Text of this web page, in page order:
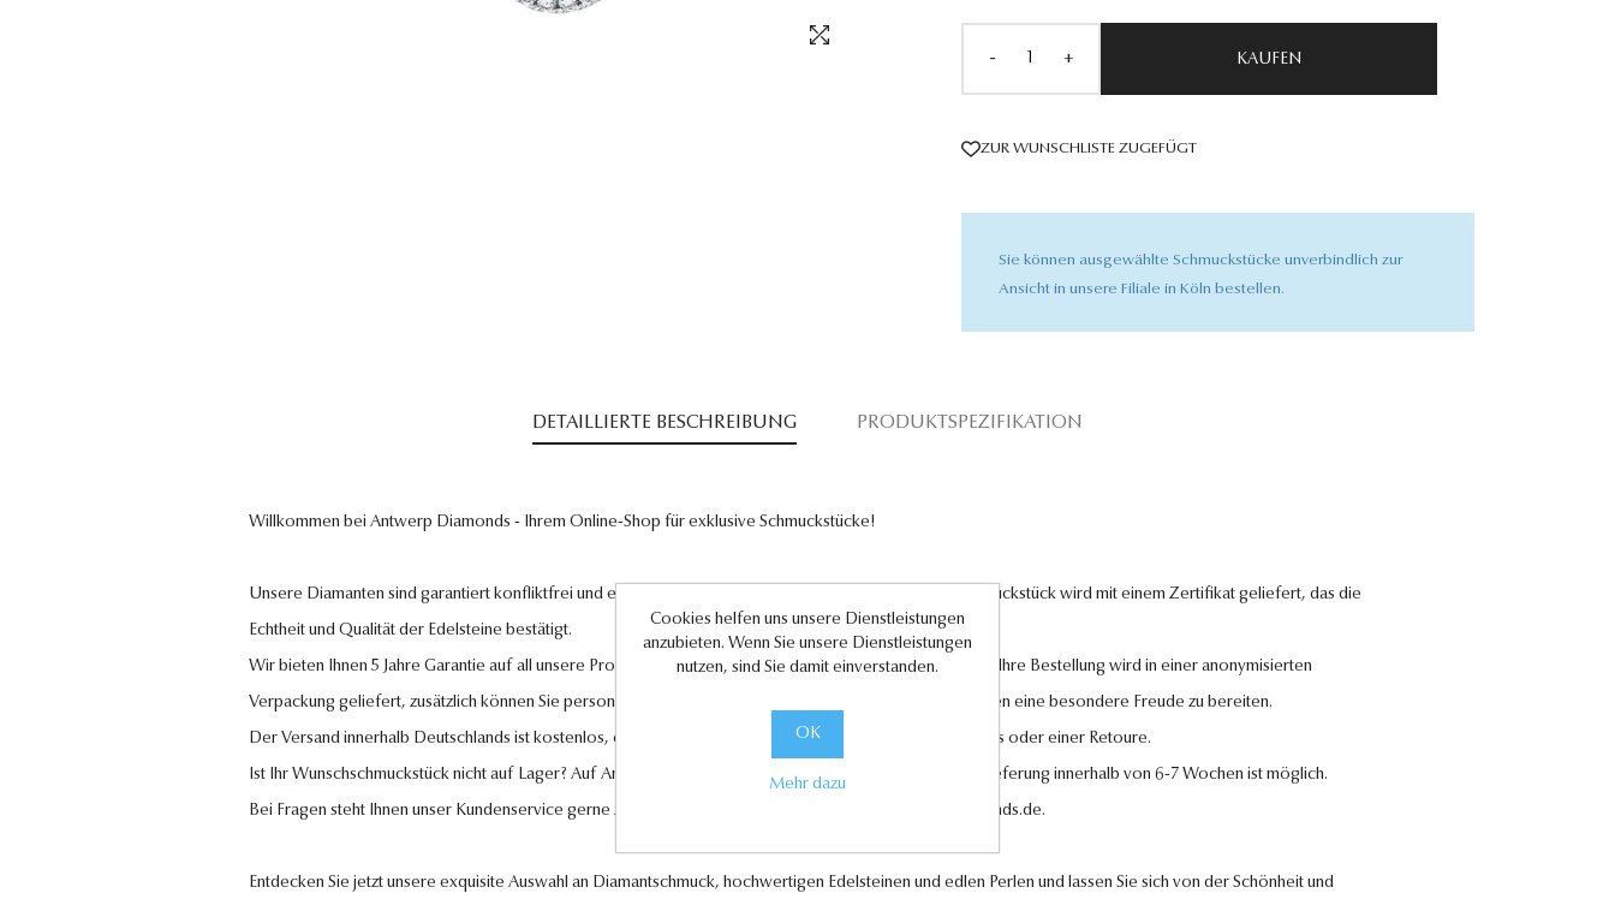
- + KAUFEN
ZUR WUNSCHLISTE ZUGEFÜGT
Sie können ausgewählte Schmuckstücke unverbindlich zur
Ansicht in unsere Filiale in Köln bestellen.
DETAILLIERTE BESCHREIBUNG PRODUKTSPEZIFIKATION
Willkommen bei Antwerp Diamonds - Ihrem Online-Shop für exklusive Schmuckstücke!
Unsere Diamanten sind garantiert konfliktfrei und entsprechen höchsten Qualitätsstandards. Jedes Schmuckstück wird mit einem Zertifikat geliefert, das die
Echtheit und Qualität der Edelsteine bestätigt.
Wir bieten Ihnen 5 Jahre Garantie auf all unsere Produkte und legen großen Wert auf Ihre Zufriedenheit. Ihre Bestellung wird in einer anonymisierten
Verpackung geliefert, zusätzlich können Sie personalisierte Geschenkkarten hinzufügen, um Ihren Liebsten eine besondere Freude zu bereiten.
Der Versand innerhalb Deutschlands ist kostenlos, ebenso wie der Rückversand im Falle eines Umtauschs oder einer Retoure.
Ist Ihr Wunschschmuckstück nicht auf Lager? Auf Anfrage können wir es für Sie anfertigen lassen. Eine Lieferung innerhalb von 6-7 Wochen ist möglich.
Bei Fragen steht Ihnen unser Kundenservice gerne zur Verfügung unter kundenservice@antwerp-diamonds.de.
Entdecken Sie jetzt unsere exquisite Auswahl an Diamantschmuck, hochwertigen Edelsteinen und edlen Perlen und lassen Sie sich von der Schönheit und
Cookies helfen uns unsere Dienstleistungen
anzubieten. Wenn Sie unsere Dienstleistungen
nutzen, sind Sie damit einverstanden.
OK
Mehr dazu